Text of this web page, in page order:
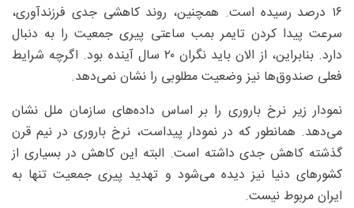
۱۶ درصد رسیده است. همچنین، روند کاهشی جدی فرزندآوری،
سرعت پیدا کردن تایمر بمب ساعتی پیری جمعیت را به دنبال
دارد. بنابراین، از الان باید نگران ۲۰ سال آینده بود. اگرچه شرایط
فعلی صندوق‌ها نیز وضعیت مطلوبی را نشان نمی‌دهد.
نمودار زیر نرخ باروری را بر اساس داده‌های سازمان ملل نشان
می‌دهد. همانطور که در نمودار پیداست، نرخ باروری در نیم قرن
گذشته کاهش جدی داشته است. البته این کاهش در بسیاری از
کشورهای دنیا نیز دیده می‌شود و تهدید پیری جمعیت تنها به
ایران مربوط نیست.